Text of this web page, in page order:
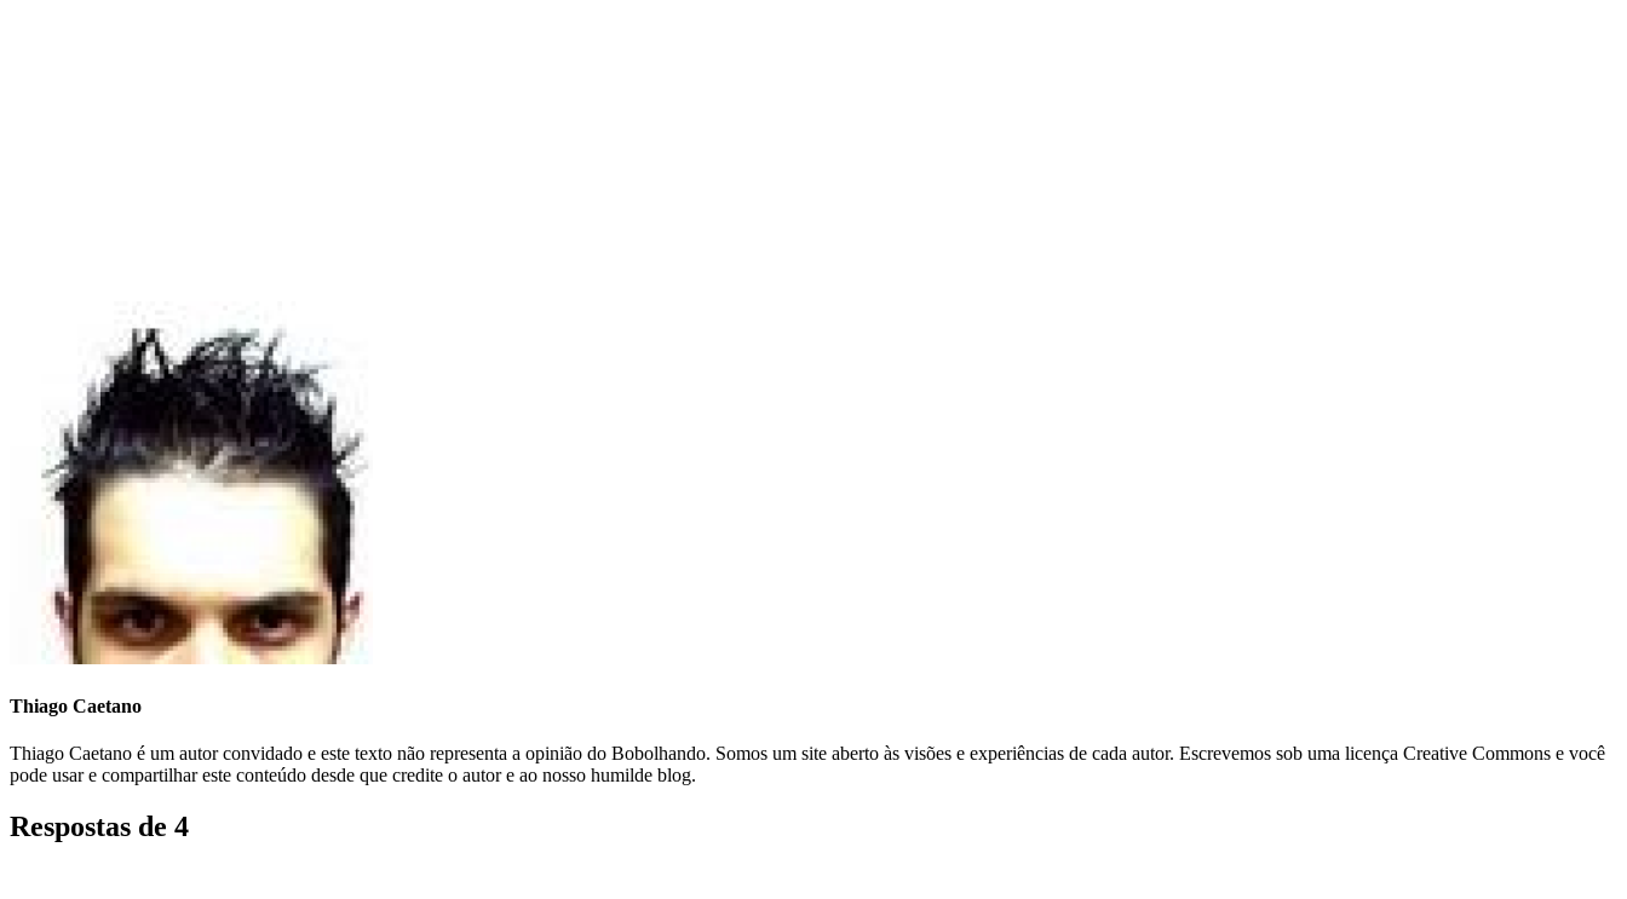
Thiago Caetano
Thiago Caetano é um autor convidado e este texto não representa a opinião do Bobolhando. Somos um site aberto às visões e experiências de cada autor. Escrevemos sob uma licença Creative Commons e você
pode usar e compartilhar este conteúdo desde que credite o autor e ao nosso humilde blog.
Respostas de 4